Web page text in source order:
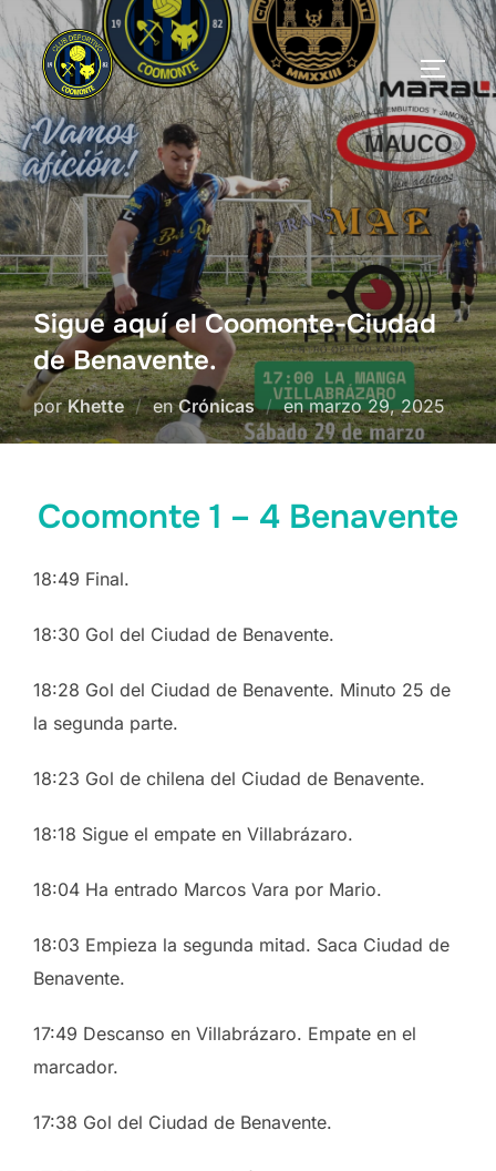
Saltar
al
contenido
Sigue aquí el Coomonte-Ciudad
de Benavente.
porKhette enCrónicas enPublicado
el
marzo 29, 2025
Coomonte 1 – 4 Benavente
18:49 Final.
18:30 Gol del Ciudad de Benavente.
18:28 Gol del Ciudad de Benavente. Minuto 25 de
la segunda parte.
18:23 Gol de chilena del Ciudad de Benavente.
18:18 Sigue el empate en Villabrázaro.
18:04 Ha entrado Marcos Vara por Mario.
18:03 Empieza la segunda mitad. Saca Ciudad de
Benavente.
17:49 Descanso en Villabrázaro. Empate en el
marcador.
17:38 Gol del Ciudad de Benavente.